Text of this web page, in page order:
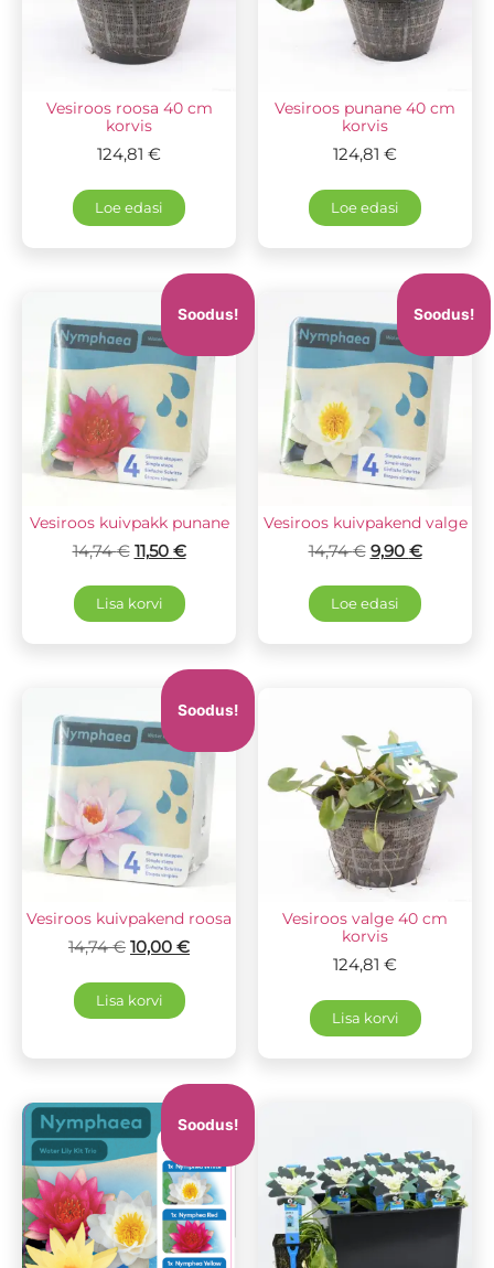
Vesiroos roosa 40 cm
korvis
124,81 €
Loe edasi
Vesiroos punane 40 cm
korvis
124,81 €
Loe edasi
Soodus!
Vesiroos kuivpakk punane
14,74€ 11,50 €
Lisa korvi
Soodus!
Vesiroos kuivpakend valge
14,74€ 9,90 €
Loe edasi
Soodus!
Vesiroos kuivpakend roosa
14,74€ 10,00 €
Lisa korvi
Vesiroos valge 40 cm
korvis
124,81 €
Lisa korvi
Soodus!